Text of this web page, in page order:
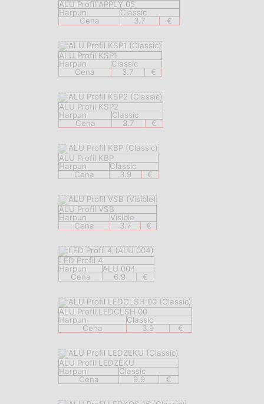
ALU Profil APPLY 05
Harpun
Classic
Cena
3.7 €
ALU Profil KSP1
Harpun
Classic
Cena
3.7 €
ALU Profil KSP2
Harpun
Classic
Cena
3.7 €
ALU Profil KBP
Harpun
Classic
Cena
3.9 €
ALU Profil VSB
Harpun
Visible
Cena
3.7 €
LED Profil 4
Harpun
ALU 004
Cena
6.9 €
ALU Profil LEDCLSH 00
Harpun
Classic
Cena
3.9 €
ALU Profil LEDZEKU
Harpun
Classic
Cena
9.9 €